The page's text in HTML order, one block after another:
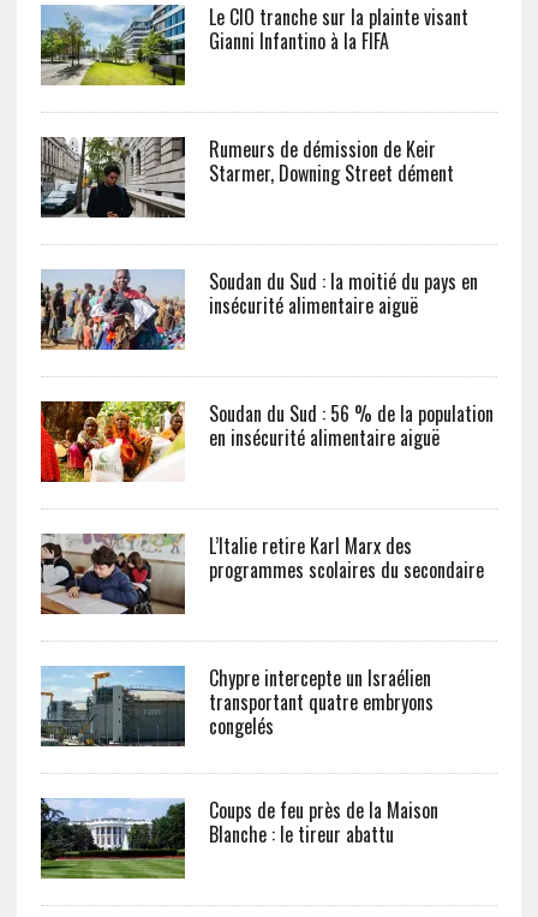
Le CIO tranche sur la plainte visant
Gianni Infantino à la FIFA
Rumeurs de démission de Keir
Starmer, Downing Street dément
Soudan du Sud : la moitié du pays en
insécurité alimentaire aiguë
Soudan du Sud : 56 % de la population
en insécurité alimentaire aiguë
L’Italie retire Karl Marx des
programmes scolaires du secondaire
Chypre intercepte un Israélien
transportant quatre embryons
congelés
Coups de feu près de la Maison
Blanche : le tireur abattu